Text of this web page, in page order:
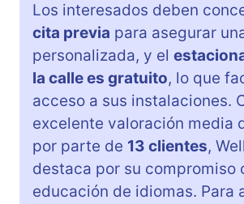
Los interesados deben
cita previa para asegurar
personalizada, y el
la calle es gratuito, lo que
acceso a sus instalaciones.
excelente valoración media
por parte de 13 clientes,
destaca por su compromiso
educación de idiomas. Para